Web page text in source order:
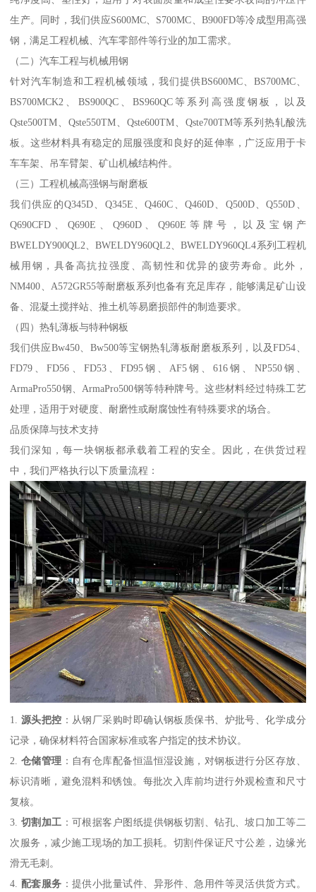
生产。同时，我们供应S600MC、S700MC、B900FD等冷成型用高强
钢，满足工程机械、汽车零部件等行业的加工需求。
（二）汽车工程与机械用钢
针对汽车制造和工程机械领域，我们提供BS600MC、BS700MC、
BS700MCK2、BS900QC、BS960QC等系列高强度钢板，以及
Qste500TM、Qste550TM、Qste600TM、Qste700TM等系列热轧酸洗
板。这些材料具有稳定的屈服强度和良好的延伸率，广泛应用于卡
车车架、吊车臂架、矿山机械结构件。
（三）工程机械高强钢与耐磨板
我们供应的Q345D、Q345E、Q460C、Q460D、Q500D、Q550D、
Q690CFD、Q690E、Q960D、Q960E等牌号，以及宝钢产
BWELDY900QL2、BWELDY960QL2、BWELDY960QL4系列工程机
械用钢，具备高抗拉强度、高韧性和优异的疲劳寿命。此外，
NM400、A572GR55等耐磨板系列也备有充足库存，能够满足矿山设
备、混凝土搅拌站、推土机等易磨损部件的制造要求。
（四）热轧薄板与特种钢板
我们供应Bw450、Bw500等宝钢热轧薄板耐磨板系列，以及FD54、
FD79、FD56、FD53、FD95钢、AF5钢、616钢、NP550钢、
ArmaPro550钢、ArmaPro500钢等特种牌号。这些材料经过特殊工艺
处理，适用于对硬度、耐磨性或耐腐蚀性有特殊要求的场合。
品质保障与技术支持
我们深知，每一块钢板都承载着工程的安全。因此，在供货过程
中，我们严格执行以下质量流程：
1. 源头把控 ：从钢厂采购时即确认钢板质保书、炉批号、化学成分
记录，确保材料符合国家标准或客户指定的技术协议。
2. 仓储管理 ：自有仓库配备恒温恒湿设施，对钢板进行分区存放、
标识清晰，避免混料和锈蚀。每批次入库前均进行外观检查和尺寸
复核。
3. 切割加工 ：可根据客户图纸提供钢板切割、钻孔、坡口加工等二
次服务，减少施工现场的加工损耗。切割件保证尺寸公差，边缘光
滑无毛刺。
4. 配套服务 ：提供小批量试件、异形件、急用件等灵活供货方式。